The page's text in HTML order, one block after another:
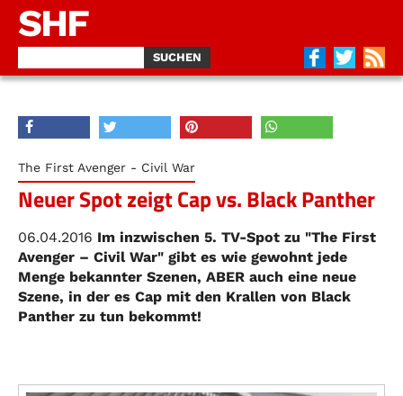
SHF
The First Avenger - Civil War
Neuer Spot zeigt Cap vs. Black Panther
06.04.2016 Im inzwischen 5. TV-Spot zu "The First
Avenger – Civil War" gibt es wie gewohnt jede
Menge bekannter Szenen, ABER auch eine neue
Szene, in der es Cap mit den Krallen von Black
Panther zu tun bekommt!